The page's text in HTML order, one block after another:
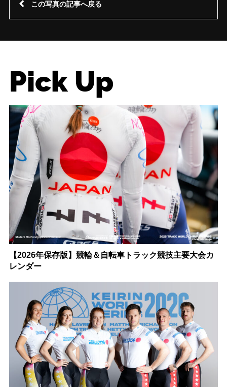
この写真の記事へ戻る
Pick Up
【2026年保存版】競輪＆自転車トラック競技主要大会カ
レンダー